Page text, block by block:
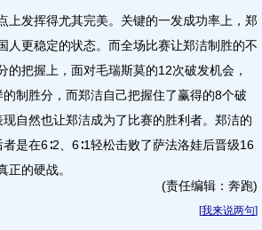
发挥得尤其完美。关键的一发成功率上，郑
人更稳定的状态。而全场比赛让郑洁制胜的不
把握上，面对毛瑞斯莫的12次破发机会，
制胜分，而郑洁自己把握住了赢得的8个破
自然也让郑洁成为了比赛的胜利者。郑洁的
是在6∶2、6∶1轻松击败了萨法洛娃后晋级16
的硬战。
(责任编辑：奔跑)
[我来说两句]